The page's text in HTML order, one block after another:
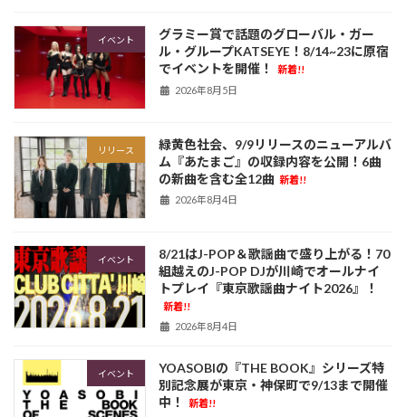
イベント
グラミー賞で話題のグローバル・ガー
ル・グループKATSEYE！8/14~23に原宿
でイベントを開催！
新着!!
2026年8月5日
リリース
緑黄色社会、9/9リリースのニューアルバ
ム『あたまご』の収録内容を公開！6曲
の新曲を含む全12曲 新着!!
2026年8月4日
イベント
8/21はJ-POP＆歌謡曲で盛り上がる！70
組越えのJ-POP DJが川崎でオールナイ
トプレイ『東京歌謡曲ナイト2026』！
新着!!
2026年8月4日
イベント
YOASOBIの『THE BOOK』シリーズ特
別記念展が東京・神保町で9/13まで開催
中！
新着!!